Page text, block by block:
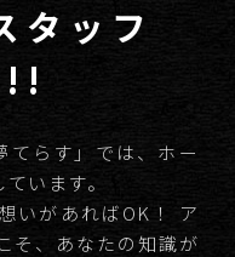
タッフ
!!
てらす」では、ホー
います。
いがあればOK！
ア
そ、あなたの知識が